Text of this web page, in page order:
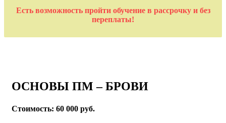
Есть возможность пройти обучение в рассрочку и без
переплаты!
ОСНОВЫ ПМ – БРОВИ
Стоимость: 60 000 руб.